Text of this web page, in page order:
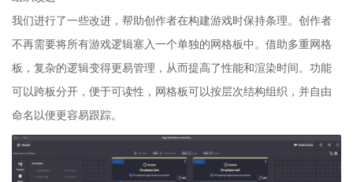
我们进行了一些改进，帮助创作者在构建游戏时保持条理。创作者
不再需要将所有游戏逻辑塞入一个单独的网格板中。借助多重网格
板 ，复杂的逻辑变得更易管理，从而提高了性能和渲染时间。功能
可以跨板分开，便于可读性，网格板可以按层次结构组织，并自由
命名以便更容易跟踪。